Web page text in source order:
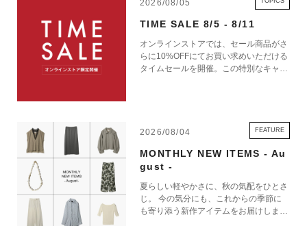
2026/08/05
TIME SALE 8/5 - 8/11
オンラインストアでは、セール商品がさ
らに10%OFFにてお買い求めいただける
タイムセールを開催。この特別なキャン
2026/08/04 FEATURE
MONTHLY NEW ITEMS - Au
gust -
夏らしい軽やかさに、秋の気配をひとさ
じ。 今の気分にも、これからの季節に
も寄り添う新作アイテムをお届けしま